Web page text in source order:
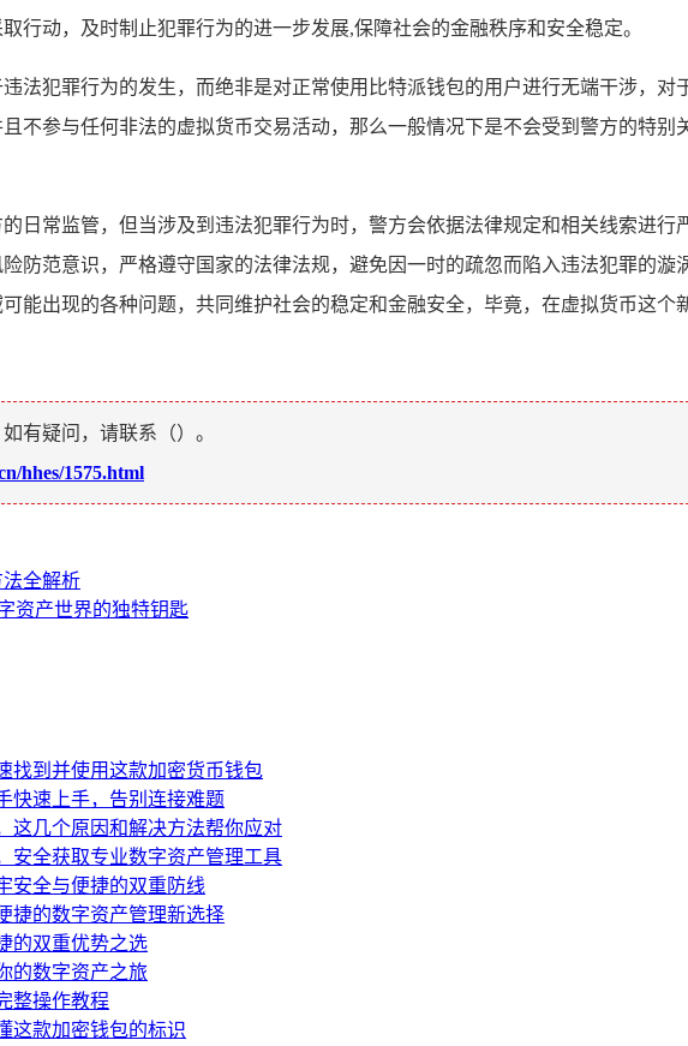
行动，及时制止犯罪行为的进一步发展,保障社会的金融秩序和安全稳定。
法犯罪行为的发生，而绝非是对正常使用比特派钱包的用户进行无端干涉，
不参与任何非法的虚拟货币交易活动，那么一般情况下是不会受到警方的特
日常监管，但当涉及到违法犯罪行为时，警方会依据法律规定和相关线索进
防范意识，严格遵守国家的法律法规，避免因一时的疏忽而陷入违法犯罪的
能出现的各种问题，共同维护社会的稳定和金融安全，毕竟，在虚拟货币这
如有疑问，请联系（）。
hhes/1575.html
全解析
资产世界的独特钥匙
找到并使用这款加密货币钱包
快速上手，告别连接难题
这几个原因和解决方法帮你应对
安全获取专业数字资产管理工具
安全与便捷的双重防线
捷的数字资产管理新选择
的双重优势之选
的数字资产之旅
整操作教程
这款加密钱包的标识